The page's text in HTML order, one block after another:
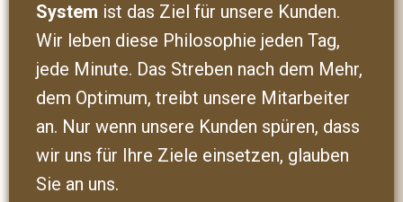
System ist das Ziel für unsere Kunden.
Wir leben diese Philosophie jeden Tag,
jede Minute. Das Streben nach dem Mehr,
dem Optimum, treibt unsere Mitarbeiter
an. Nur wenn unsere Kunden spüren, dass
wir uns für Ihre Ziele einsetzen, glauben
Sie an uns.